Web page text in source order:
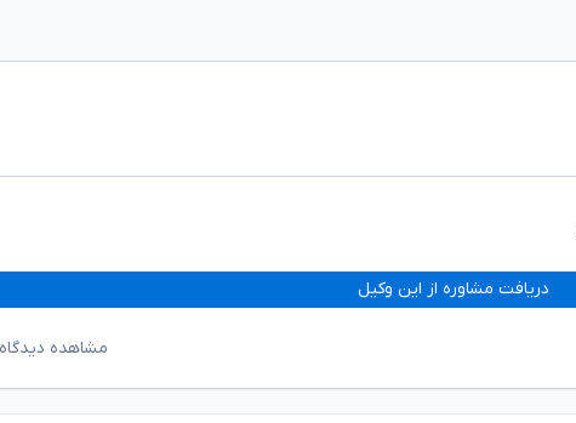
دریافت مشاوره از این وکیل
مشاهده